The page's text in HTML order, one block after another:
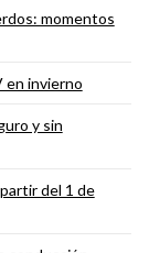
momentos
en invierno
y sin
del 1 de